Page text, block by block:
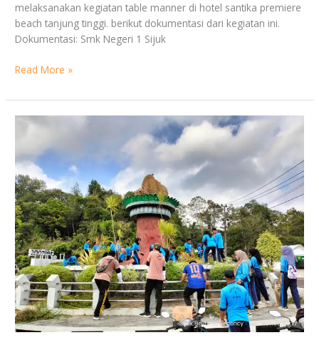
melaksanakan kegiatan table manner di hotel santika premiere
beach tanjung tinggi. berikut dokumentasi dari kegiatan ini.
Dokumentasi: Smk Negeri 1 Sijuk
Read More »
SMK
Peduli
Lingkungan